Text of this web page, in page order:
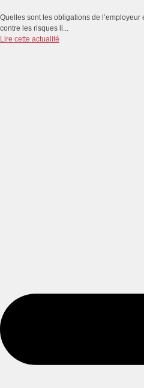
Quelles sont les obligations de
contre les risques li...
Lire cette actualité